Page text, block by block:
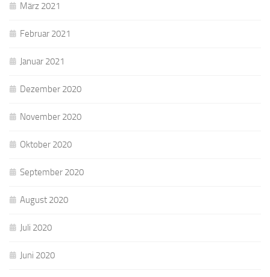
März 2021
Februar 2021
Januar 2021
Dezember 2020
November 2020
Oktober 2020
September 2020
August 2020
Juli 2020
Juni 2020